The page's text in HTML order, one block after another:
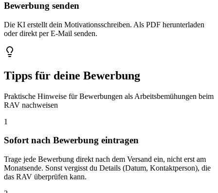
Bewerbung senden
Die KI erstellt dein Motivationsschreiben. Als PDF herunterladen
oder direkt per E-Mail senden.
Tipps für deine Bewerbung
Praktische Hinweise für Bewerbungen als Arbeitsbemühungen beim
RAV nachweisen
1
Sofort nach Bewerbung eintragen
Trage jede Bewerbung direkt nach dem Versand ein, nicht erst am
Monatsende. Sonst vergisst du Details (Datum, Kontaktperson), die
das RAV überprüfen kann.